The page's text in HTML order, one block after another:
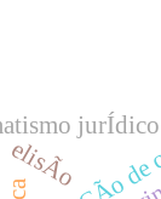
elisÃo
jurÍdico